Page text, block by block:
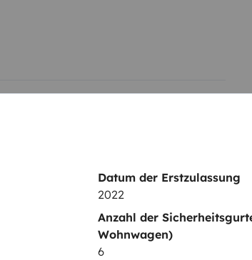
Datum der Erstzulassung
2022
Anzahl der
Wohnwagen)
6